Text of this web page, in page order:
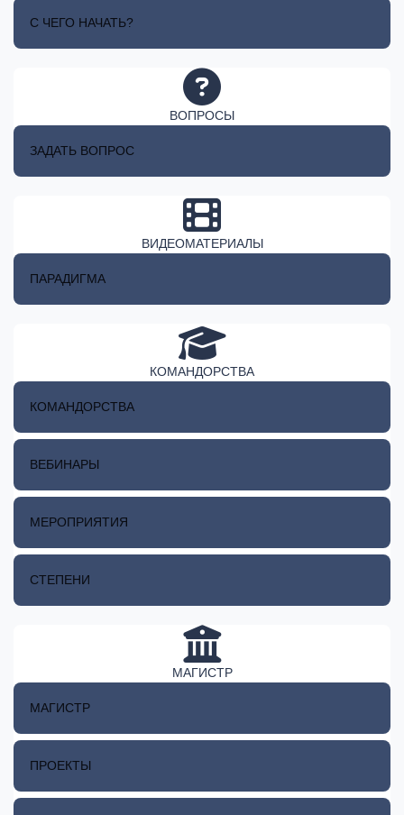
С ЧЕГО НАЧАТЬ?
ВОПРОСЫ
ЗАДАТЬ ВОПРОС
ВИДЕОМАТЕРИАЛЫ
ПАРАДИГМА
КОМАНДОРСТВА
КОМАНДОРСТВА
ВЕБИНАРЫ
МЕРОПРИЯТИЯ
СТЕПЕНИ
МАГИСТР
МАГИСТР
ПРОЕКТЫ